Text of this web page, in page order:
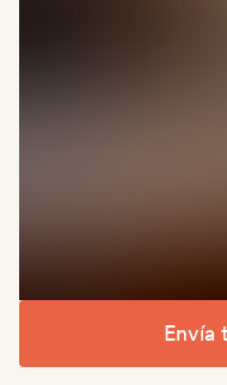
Envía